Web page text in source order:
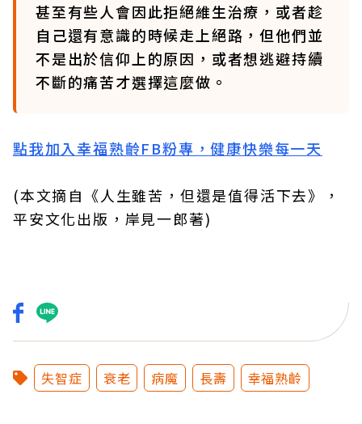
甚至有些人會因此拒絕維生治療，或者趁
自己還有意識的時候走上絕路，但他們並
不是出於信仰上的原因，或者想逃避持續
不斷的痛苦才選擇這麼做。
點我加入幸福熟齡FB粉專，健康快樂每一天
(本文摘自《人生雖苦，但還是值得活下去》，
平安文化出版，岸見一郎著)
失智症 衰老 病魔 長壽 幸福熟齡